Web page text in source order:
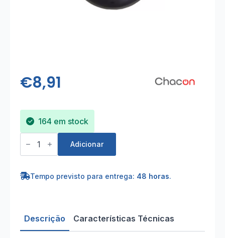
€8,91
164 em stock
Quantidade
de
Câmara
com
Adicionar
Tempo previsto para entrega: 48 horas.
Descrição Características Técnicas